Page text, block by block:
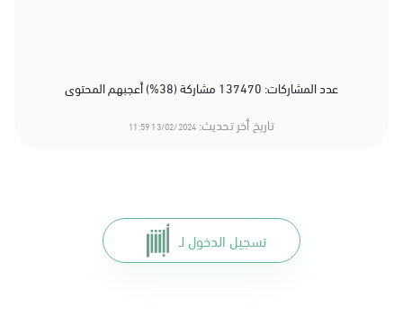
عدد المشاركات: 137470 مشاركة (38%) أعجبهم المحتوى
تاريخ أخر تحديث: 13/02/2024 11:59
تسجيل الدخول لـ